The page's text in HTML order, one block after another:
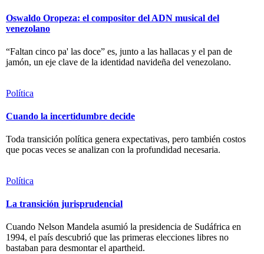
Oswaldo Oropeza: el compositor del ADN musical del
venezolano
“Faltan cinco pa' las doce” es, junto a las hallacas y el pan de
jamón, un eje clave de la identidad navideña del venezolano.
Política
Cuando la incertidumbre decide
Toda transición política genera expectativas, pero también costos
que pocas veces se analizan con la profundidad necesaria.
Política
La transición jurisprudencial
Cuando Nelson Mandela asumió la presidencia de Sudáfrica en
1994, el país descubrió que las primeras elecciones libres no
bastaban para desmontar el apartheid.